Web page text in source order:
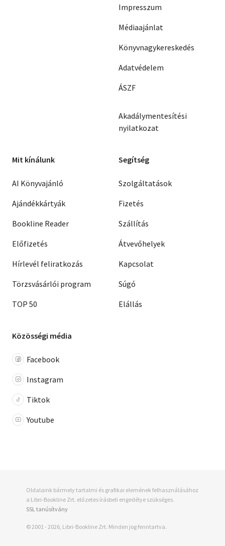
Impresszum
Médiaajánlat
Könyvnagykereskedés
Adatvédelem
ÁSZF
Akadálymentesítési
nyilatkozat
Mit kínálunk
AI Könyvajánló
Ajándékkártyák
Bookline Reader
Előfizetés
Hírlevél feliratkozás
Törzsvásárlói program
TOP 50
Segítség
Szolgáltatások
Fizetés
Szállítás
Átvevőhelyek
Kapcsolat
Súgó
Elállás
Közösségi média
Facebook
Instagram
Tiktok
Youtube
Oldalaink bármely tartalmi és grafikai elemének felhasználásához
a Libri-Bookline Zrt. előzetes írásbeli engedélye szükséges.
SSL tanúsítvány
© 2001 - 2026, Libri-Bookline Zrt. Minden jog fenntartva.